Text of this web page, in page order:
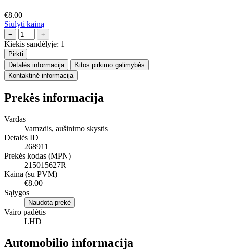
€8.00
Siūlyti kainą
− +
Kiekis sandėlyje: 1
Pirkti
Detalės informacija
Kitos pirkimo galimybės
Kontaktinė informacija
Prekės informacija
Vardas
Vamzdis, aušinimo skystis
Detalės ID
268911
Prekės kodas (MPN)
215015627R
Kaina (su PVM)
€8.00
Sąlygos
Naudota prekė
Vairo padėtis
LHD
Automobilio informacija